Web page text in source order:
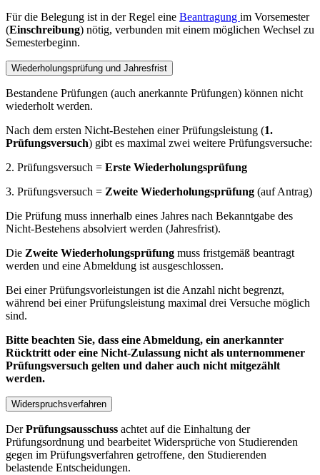
Für die Belegung ist in der Regel eine Beantragung im Vorsemester
(Einschreibung) nötig, verbunden mit einem möglichen Wechsel zu
Semesterbeginn.
Wiederholungsprüfung und Jahresfrist
Bestandene Prüfungen (auch anerkannte Prüfungen) können nicht
wiederholt werden.
Nach dem ersten Nicht-Bestehen einer Prüfungsleistung (1.
Prüfungsversuch) gibt es maximal zwei weitere Prüfungsversuche:
2. Prüfungsversuch = Erste Wiederholungsprüfung
3. Prüfungsversuch = Zweite Wiederholungsprüfung (auf Antrag)
Die Prüfung muss innerhalb eines Jahres nach Bekanntgabe des
Nicht-Bestehens absolviert werden (Jahresfrist).
Die Zweite Wiederholungsprüfung muss fristgemäß beantragt
werden und eine Abmeldung ist ausgeschlossen.
Bei einer Prüfungsvorleistungen ist die Anzahl nicht begrenzt,
während bei einer Prüfungsleistung maximal drei Versuche möglich
sind.
Bitte beachten Sie, dass eine Abmeldung, ein anerkannter
Rücktritt oder eine Nicht-Zulassung nicht als unternommener
Prüfungsversuch gelten und daher auch nicht mitgezählt
werden.
Widerspruchsverfahren
DerPrüfungsausschuss achtet auf die Einhaltung der
Prüfungsordnung und bearbeitet Widersprüche von Studierenden
gegen im Prüfungsverfahren getroffene, den Studierenden
belastende Entscheidungen.